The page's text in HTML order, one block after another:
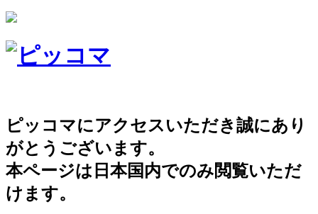
ピッコマにアクセスいただき誠にあり
がとうございます。
本ページは日本国内でのみ閲覧いただ
けます。